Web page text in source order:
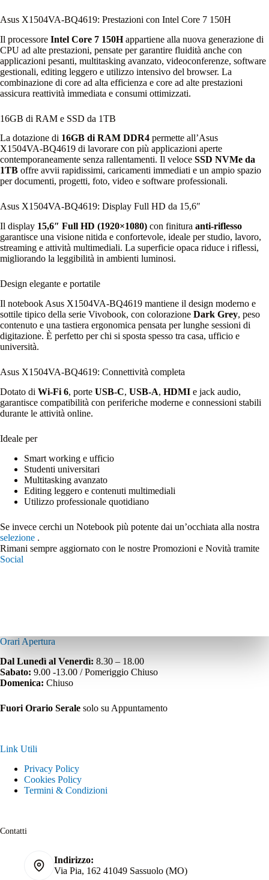
Asus X1504VA‑BQ4619: Prestazioni con Intel Core 7 150H
Il processore Intel Core 7 150Happartiene alla nuova generazione di
CPU ad alte prestazioni, pensate per garantire fluidità anche con
applicazioni pesanti, multitasking avanzato, videoconferenze, software
gestionali, editing leggero e utilizzo intensivo del browser. La
combinazione di core ad alta efficienza e core ad alte prestazioni
assicura reattività immediata e consumi ottimizzati.
16GB di RAM e SSD da 1TB
La dotazione di 16GB di RAM DDR4 permette all’Asus
X1504VA‑BQ4619 di lavorare con più applicazioni aperte
contemporaneamente senza rallentamenti. Il veloce SSD NVMe da
1TB offre avvii rapidissimi, caricamenti immediati e un ampio spazio
per documenti, progetti, foto, video e software professionali.
Asus X1504VA‑BQ4619: Display Full HD da 15,6″
Il display 15,6″ Full HD (1920×1080) con finitura anti‑riflesso
garantisce una visione nitida e confortevole, ideale per studio, lavoro,
streaming e attività multimediali. La superficie opaca riduce i riflessi,
migliorando la leggibilità in ambienti luminosi.
Design elegante e portatile
Il notebook Asus X1504VA‑BQ4619 mantiene il design moderno e
sottile tipico della serie Vivobook, con colorazione Dark Grey, peso
contenuto e una tastiera ergonomica pensata per lunghe sessioni di
digitazione. È perfetto per chi si sposta spesso tra casa, ufficio e
università.
Asus X1504VA‑BQ4619: Connettività completa
Dotato di Wi‑Fi 6, porte USB‑C, USB‑A, HDMI e jack audio,
garantisce compatibilità con periferiche moderne e connessioni stabili
durante le attività online.
Ideale per
Smart working e ufficio
Studenti universitari
Multitasking avanzato
Editing leggero e contenuti multimediali
Utilizzo professionale quotidiano
Se invece cerchi un Notebook più potente dai un’occhiata alla nostra
selezione .
Rimani sempre aggiornato con le nostre Promozioni e Novità tramite
Social
Orari Apertura
Dal Lunedì al Venerdì: 8.30 – 18.00
Sabato: 9.00 -13.00 / Pomeriggio Chiuso
Domenica: Chiuso
Fuori Orario Serale solo su Appuntamento
Link Utili
Privacy Policy
Cookies Policy
Termini & Condizioni
Contatti
Indirizzo:
Via Pia, 162 41049 Sassuolo (MO)